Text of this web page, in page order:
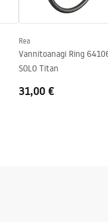
Rea
Vannitoanagi Ring
SOLO Titan
31,00 €